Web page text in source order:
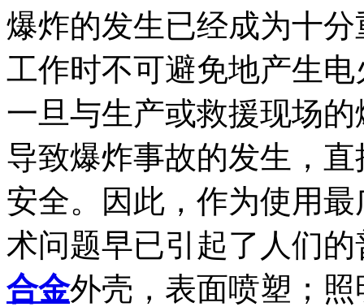
爆炸的发生已经成为十
工作时不可避免地产生
一旦与生产或救援现场
导致爆炸事故的发生，
安全。因此，作为使用
术问题早已引起了人们
合金外壳，表面喷塑；